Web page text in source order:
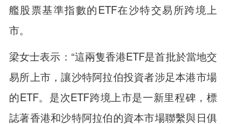
艦股票基準指數的ETF在沙特交易所跨境上
市。
梁女士表示：“這兩隻香港ETF是首批於當地交
易所上市，讓沙特阿拉伯投資者涉足本港市場
的ETF。是次ETF跨境上市是一新里程碑，標
誌著香港和沙特阿拉伯的資本市場聯繫與日俱